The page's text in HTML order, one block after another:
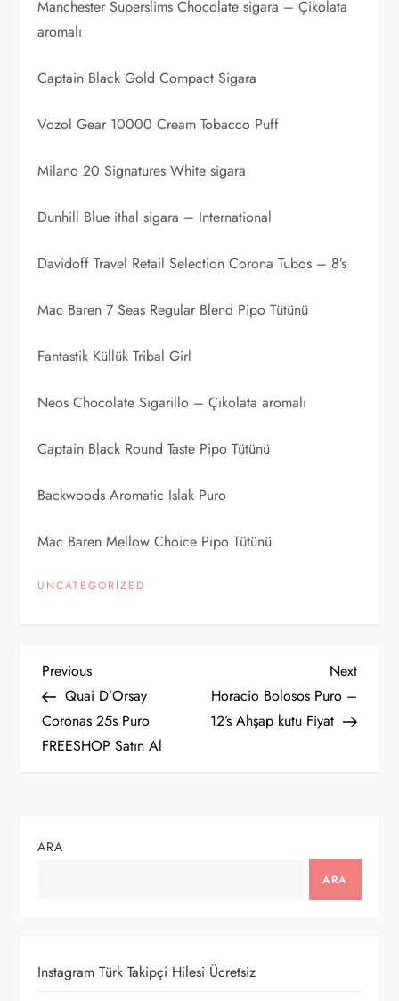
Manchester Superslims Chocolate sigara – Çikolata
aromalı
Captain Black Gold Compact Sigara
Vozol Gear 10000 Cream Tobacco Puff
Milano 20 Signatures White sigara
Dunhill Blue ithal sigara – International
Davidoff Travel Retail Selection Corona Tubos – 8’s
Mac Baren 7 Seas Regular Blend Pipo Tütünü
Fantastik Küllük Tribal Girl
Neos Chocolate Sigarillo – Çikolata aromalı
Captain Black Round Taste Pipo Tütünü
Backwoods Aromatic Islak Puro
Mac Baren Mellow Choice Pipo Tütünü
UNCATEGORIZED
Y
a
z
g
i
Previous
Post
Previous
Quai D’Orsay
Coronas 25s Puro
FREESHOP Satın Al
Next
Post
Next
Horacio Bolosos Puro –
12’s Ahşap kutu Fiyat
ARA
ARA
Instagram Türk Takipçi Hilesi Ücretsiz